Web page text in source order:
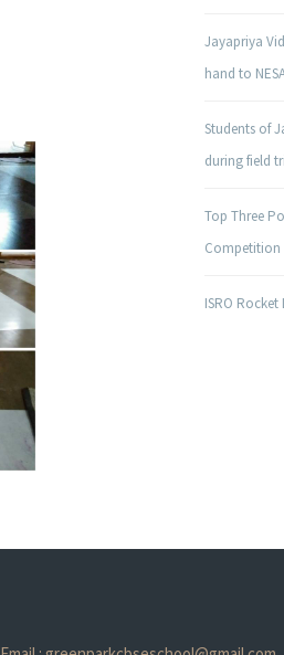
Jayapriya
hand to
Students of
during field
Top Three
Competition
ISRO